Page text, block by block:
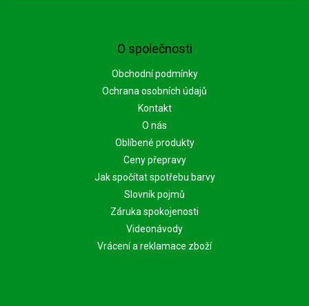
O společnosti
Obchodní podmínky
Ochrana osobních údajů
Kontakt
O nás
Oblíbené produkty
Ceny přepravy
Jak spočítat spotřebu barvy
Slovník pojmů
Záruka spokojenosti
Videonávody
Vrácení a reklamace zboží